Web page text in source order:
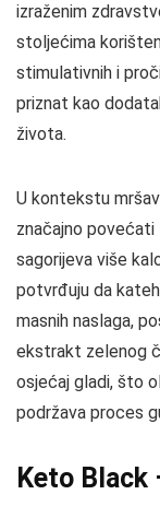
izraženim
stoljećima
stimulativnih i
priznat kao
života.
U kontekstu
značajno
sagorijeva više
potvrđuju da
masnih naslaga,
ekstrakt zelenog
osjećaj gladi, što
podržava proces
Keto